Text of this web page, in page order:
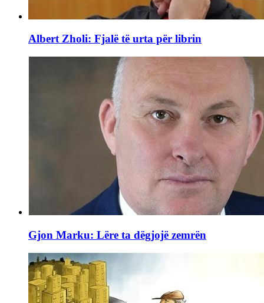
Albert Zholi: Fjalë të urta për librin
Gjon Marku: Lëre ta dëgjojë zemrën